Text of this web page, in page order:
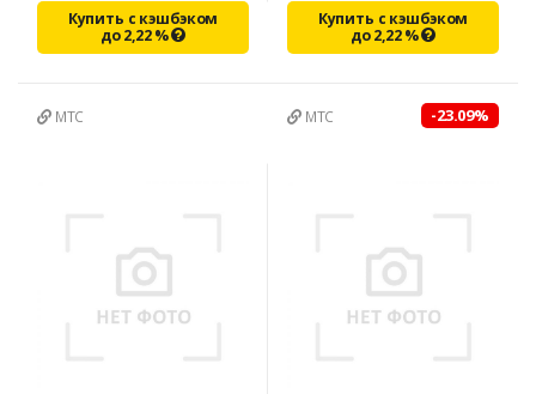
Купить с кэшбэком
до2,22%
Купить с кэшбэком
до2,22%
МТС МТС -23.09%